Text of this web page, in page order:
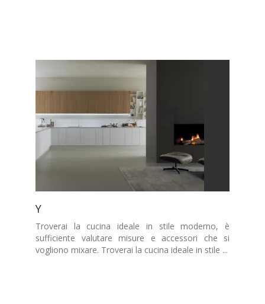
Y
Troverai la cucina ideale in stile moderno, è
sufficiente valutare misure e accessori che si
vogliono mixare. Troverai la cucina ideale in stile ...